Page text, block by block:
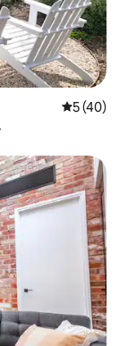
คะแนนเฉลี่
5 (40)